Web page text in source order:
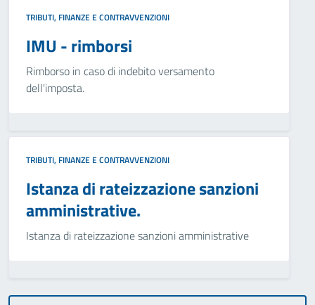
TRIBUTI, FINANZE E CONTRAVVENZIONI
IMU - rimborsi
Rimborso in caso di indebito versamento
dell'imposta.
TRIBUTI, FINANZE E CONTRAVVENZIONI
Istanza di rateizzazione sanzioni
amministrative.
Istanza di rateizzazione sanzioni amministrative